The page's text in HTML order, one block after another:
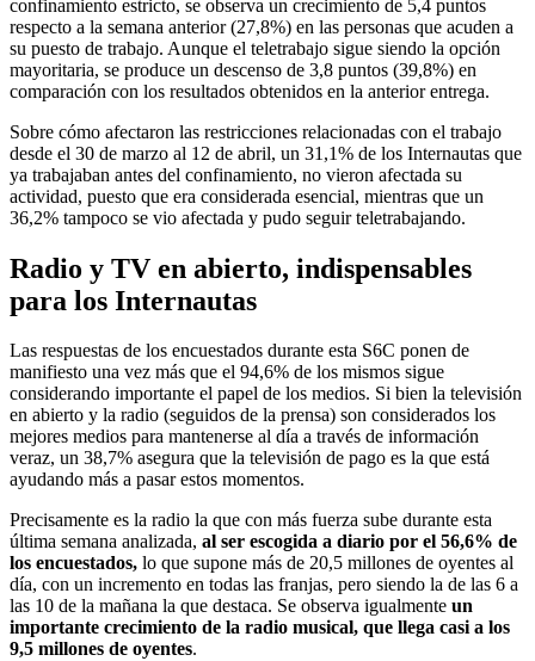
confinamiento estricto, se observa un crecimiento de 5,4 puntos
respecto a la semana anterior (27,8%) en las personas que acuden a
su puesto de trabajo. Aunque el teletrabajo sigue siendo la opción
mayoritaria, se produce un descenso de 3,8 puntos (39,8%) en
comparación con los resultados obtenidos en la anterior entrega.
Sobre cómo afectaron las restricciones relacionadas con el trabajo
desde el 30 de marzo al 12 de abril, un 31,1% de los Internautas que
ya trabajaban antes del confinamiento, no vieron afectada su
actividad, puesto que era considerada esencial, mientras que un
36,2% tampoco se vio afectada y pudo seguir teletrabajando.
Radio y TV en abierto, indispensables
para los Internautas
Las respuestas de los encuestados durante esta S6C ponen de
manifiesto una vez más que el 94,6% de los mismos sigue
considerando importante el papel de los medios. Si bien la televisión
en abierto y la radio (seguidos de la prensa) son considerados los
mejores medios para mantenerse al día a través de información
veraz, un 38,7% asegura que la televisión de pago es la que está
ayudando más a pasar estos momentos.
Precisamente es la radio la que con más fuerza sube durante esta
última semana analizada, al ser escogida a diario por el 56,6% de
los encuestados, lo que supone más de 20,5 millones de oyentes al
día, con un incremento en todas las franjas, pero siendo la de las 6 a
las 10 de la mañana la que destaca. Se observa igualmente un
importante crecimiento de la radio musical, que llega casi a los
9,5 millones de oyentes.